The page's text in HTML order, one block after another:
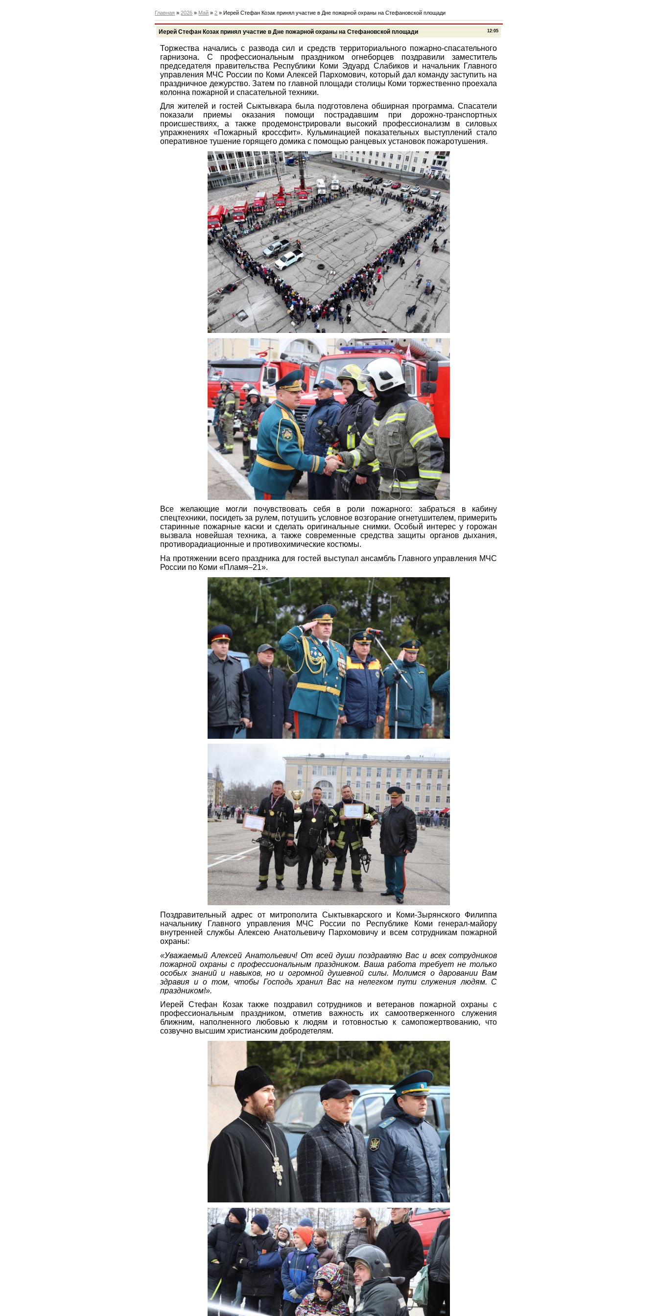
Главная »2026 » Май » 2 » Иерей Стефан Козак принял участие в Дне пожарной охраны на Стефановской площади
12:05
Иерей Стефан Козак принял участие в Дне пожарной охраны на Стефановской площади
Торжества начались с развода сил и средств территориального пожарно-спасательного
гарнизона. С профессиональным праздником огнеборцев поздравили заместитель
председателя правительства Республики Коми Эдуард Слабиков и начальник Главного
управления МЧС России по Коми Алексей Пархомович, который дал команду заступить на
праздничное дежурство. Затем по главной площади столицы Коми торжественно проехала
колонна пожарной и спасательной техники.
Для жителей и гостей Сыктывкара была подготовлена обширная программа. Спасатели
показали приемы оказания помощи пострадавшим при дорожно-транспортных
происшествиях, а также продемонстрировали высокий профессионализм в силовых
упражнениях «Пожарный кроссфит». Кульминацией показательных выступлений стало
оперативное тушение горящего домика с помощью ранцевых установок пожаротушения.
Все желающие могли почувствовать себя в роли пожарного: забраться в кабину
спецтехники, посидеть за рулем, потушить условное возгорание огнетушителем, примерить
старинные пожарные каски и сделать оригинальные снимки. Особый интерес у горожан
вызвала новейшая техника, а также современные средства защиты органов дыхания,
противорадиационные и противохимические костюмы.
На протяжении всего праздника для гостей выступал ансамбль Главного управления МЧС
России по Коми «Пламя–21».
Поздравительный адрес от митрополита Сыктывкарского и Коми-Зырянского Филиппа
начальнику Главного управления МЧС России по Республике Коми генерал-майору
внутренней службы Алексею Анатольевичу Пархомовичу и всем сотрудникам пожарной
охраны:
«Уважаемый Алексей Анатольевич! От всей души поздравляю Вас и всех сотрудников
пожарной охраны с профессиональным праздником. Ваша работа требует не только
особых знаний и навыков, но и огромной душевной силы. Молимся о даровании Вам
здравия и о том, чтобы Господь хранил Вас на нелегком пути служения людям. С
праздником!».
Иерей Стефан Козак также поздравил сотрудников и ветеранов пожарной охраны с
профессиональным праздником, отметив важность их самоотверженного служения
ближним, наполненного любовью к людям и готовностью к самопожертвованию, что
созвучно высшим христианским добродетелям.